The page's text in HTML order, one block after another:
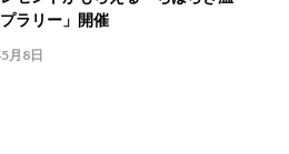
ラリー」開催
月8日